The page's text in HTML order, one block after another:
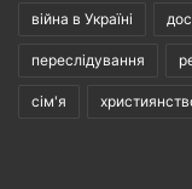
війна в Україні
переслідування
сім'я